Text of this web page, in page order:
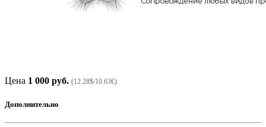
Цена 1 000 руб. (12.28$/10.63€)
Дополнительно